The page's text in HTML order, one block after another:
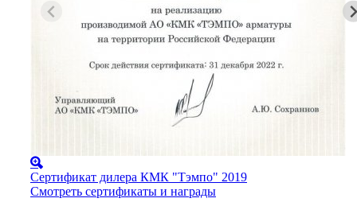
Сертификат дилера КМК "Тэмпо" 2019
Смотреть сертификаты и награды